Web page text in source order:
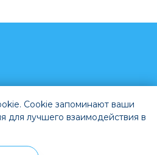
Cookie запоминают ваши
для лучшего взаимодействия в